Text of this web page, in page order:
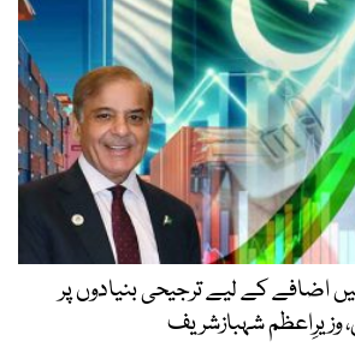
اضافے کے لیے ترجیحی بنیادوں پر
وزیرِاعظم شہبازشریف